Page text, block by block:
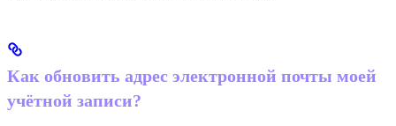
Как обновить адрес электронной почты моей
учётной записи?